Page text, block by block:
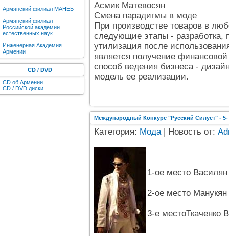
Армянский филиал МАНЕБ
Армянский филиал
Российской академии
естественных наук
Инженерная Академия
Армении
CD / DVD
CD об Армении
CD / DVD диски
Асмик Матевосян
Смена парадигмы в моде
При производстве товаров в
следующие этапы - разработка,
утилизация после
является получение
способ ведения бизнеса -
модель ее реализации.
Международный Конкурс "Русский Силует" -
Категория: Мода| Новость от:
1-ое место
2-ое место
3-е местоТкаченко